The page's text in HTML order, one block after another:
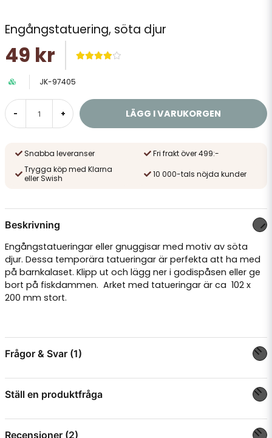
Engångstatuering, söta djur
49 kr
JK-97405
- + LÄGG I VARUKORGEN
Snabba leveranser
Fri frakt över 499:-
Trygga köp med Klarna
eller Swish
10 000-tals nöjda kunder
Beskrivning
Engångstatueringar eller gnuggisar med motiv av söta
djur. Dessa temporära tatueringar är perfekta att ha med
på barnkalaset. Klipp ut och lägg ner i godispåsen eller ge
bort på fiskdammen. Arket med tatueringar är ca 102 x
200 mm stort.
Frågor & Svar (1)
Terese Johansson frågade
Butiken svarade
Ställ en produktfråga
Fråga oss något om denna produkten...
Recensioner (2)